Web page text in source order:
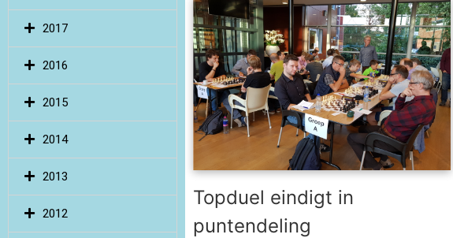
2017
2016
2015
2014
2013
2012
Topduel eindigt in
puntendeling